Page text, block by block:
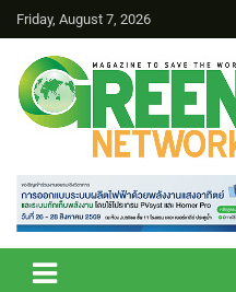
Friday, August 7, 2026
Green Network